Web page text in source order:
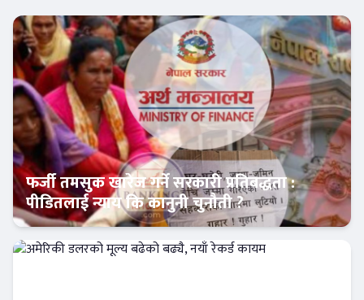
Banner News
फर्जी तमसुक खारेज गर्ने सरकारी प्रतिबद्धता :
पीडितलाई न्याय कि कानुनी चुनौती ?